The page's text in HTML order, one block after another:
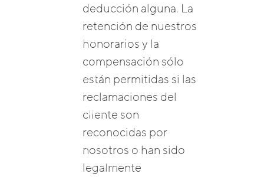
El Viaje De La
Desempeño &
Para Individuos
Mindfulness
Programas Hechos
deducción alguna. La
retención de nuestros
honorarios y la
compensación sólo
están permitidas si las
reclamaciones del
cliente son
reconocidas por
nosotros o han sido
legalmente